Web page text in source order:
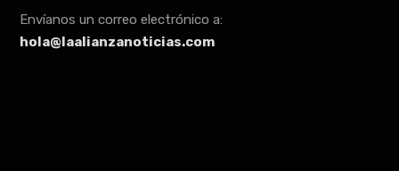
Envíanos un correo electrónico a:
hola@laalianzanoticias.com